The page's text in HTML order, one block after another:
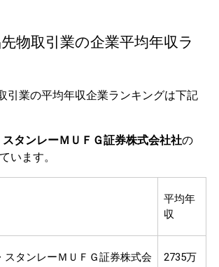
物取引業の企業平均年収ラ
引業の平均年収企業ランキングは下記
タンレーＭＵＦＧ証券株式会社社の
います。
平均年
収
スタンレーＭＵＦＧ証券株式会
2735万